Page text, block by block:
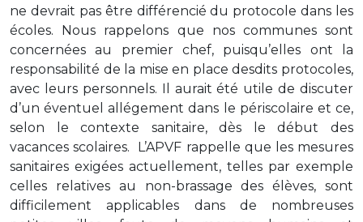
ne devrait pas être différencié du protocole dans les
écoles. Nous rappelons que nos communes sont
concernées au premier chef, puisqu’elles ont la
responsabilité de la mise en place desdits protocoles,
avec leurs personnels. Il aurait été utile de discuter
d’un éventuel allégement dans le périscolaire et ce,
selon le contexte sanitaire, dès le début des
vacances scolaires. L’APVF rappelle que les mesures
sanitaires exigées actuellement, telles par exemple
celles relatives au non-brassage des élèves, sont
difficilement applicables dans de nombreuses